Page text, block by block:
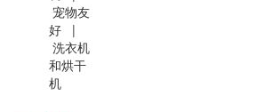
宠物友
好 |
洗衣机
和烘干
机